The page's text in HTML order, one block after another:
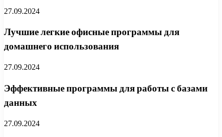
27.09.2024
Лучшие легкие офисные программы для
домашнего использования
27.09.2024
Эффективные программы для работы с базами
данных
27.09.2024